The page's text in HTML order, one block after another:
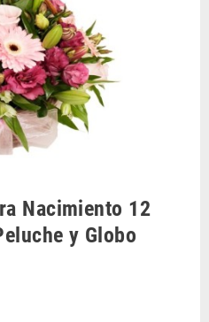
Nacimiento 12
y Globo